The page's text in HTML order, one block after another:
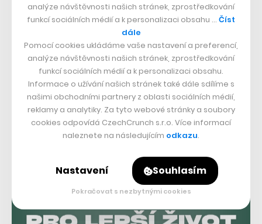
Pouzdřanya tamním vinařství Kolby, kteréloni díky
rekonstrukci získalo úplně novou tvář
pálavském vinařství Reisten,jež se nachází na úpatí
vrcholu Děvín v Pavlově. Vedle toho do vinařského
holdingu J&T patří také osmdesátiprocentní podíl v
Château Teyssier ve francouzské obci Vignonet, včetně
podílu v distribuční síti. Pro Patrika Tkáče přitom víno
svým způsobem symbolizuje svobodu.
analýze návštěvnosti našich stránek, zprostředkování
funkcí sociálních médií a k personalizaci obsahu … Číst
dále
Pomocí cookies ukládáme vaše nastavení a preferencí,
analýze návštěvnosti našich stránek, zprostředkování
funkcí sociálních médií a k personalizaci obsahu.
Informace o užívání našich stránek také dále sdílíme s
našimi obchodními partnery z oblasti sociálních médií,
reklamy a analytiky. Za tyto webové stránky a soubory
cookies odpovídá CzechCrunch s.r.o. Více informací
naleznete na následujícím odkazu.
Nastavení Souhlasím
Pokračovat s nezbytnými cookies